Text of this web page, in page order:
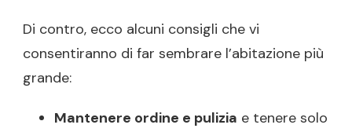
Di contro, ecco alcuni consigli che vi
consentiranno di far sembrare l’abitazione più
grande:
Mantenere ordine e pulizia e tenere solo